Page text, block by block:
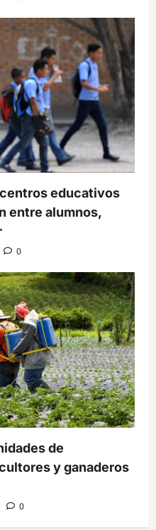
educativos
entre alumnos,
0
de
y ganaderos
0